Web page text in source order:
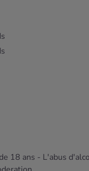
18 ans - L'abus